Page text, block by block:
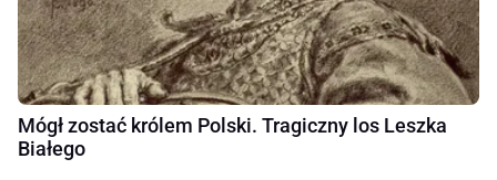
Mógł zostać królem Polski. Tragiczny los Leszka
Białego